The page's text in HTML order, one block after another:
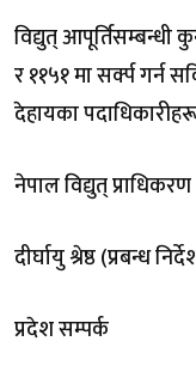
विद्युत् आपूर्तिसम्बन्धी
र ११५१ मा सर्क्प
देहायका
नेपाल विद्युत् प्राधिकरण
दीर्घायु श्रेष्ठ (प्रबन्ध
प्रदेश सम्पर्क